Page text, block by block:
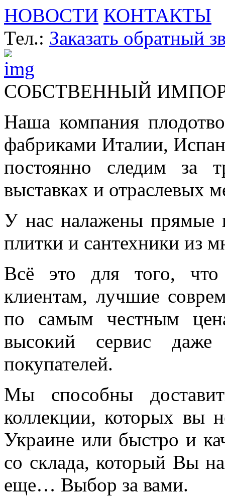
НОВОСТИ КОНТАКТЫ
Тел.: Заказать обратный
СОБСТВЕННЫЙ
Наша компания
фабриками Италии,
постоянно следим за
выставках и отраслевых
У нас налажены прямые
плитки и сантехники из
Всё это для того,
клиентам, лучшие
по самым честным
высокий сервис даже
покупателей.
Мы способны
коллекции, которых вы
Украине или быстро и
со склада, который Вы
еще… Выбор за вами.